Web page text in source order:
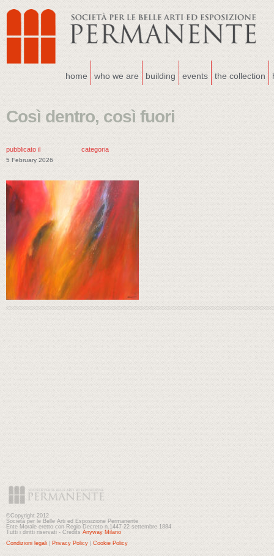
home who we are building events the collection
Così dentro, così fuori
pubblicato il
5 February 2026
categoria
©Copyright 2012
Società per le Belle Arti ed Esposizione Permanente
Ente Morale eretto con Regio Decreto n.1447-22 settembre 1884
Tutti i diritti riservati - Credits Anyway Milano
Condizioni legali
Privacy Policy Cookie Policy